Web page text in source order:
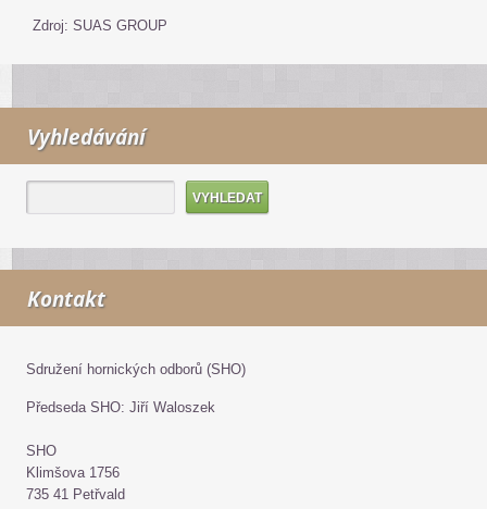
Zdroj: SUAS GROUP
Vyhledávání
Kontakt
Sdružení hornických odborů (SHO)
Předseda SHO: Jiří Waloszek
SHO
Klimšova 1756
735 41 Petřvald